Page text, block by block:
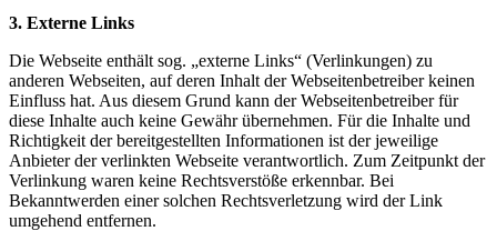
3. Externe Links
Die Webseite enthält sog. „externe Links“ (Verlinkungen) zu
anderen Webseiten, auf deren Inhalt der Webseitenbetreiber keinen
Einfluss hat. Aus diesem Grund kann der Webseitenbetreiber für
diese Inhalte auch keine Gewähr übernehmen. Für die Inhalte und
Richtigkeit der bereitgestellten Informationen ist der jeweilige
Anbieter der verlinkten Webseite verantwortlich. Zum Zeitpunkt der
Verlinkung waren keine Rechtsverstöße erkennbar. Bei
Bekanntwerden einer solchen Rechtsverletzung wird der Link
umgehend entfernen.